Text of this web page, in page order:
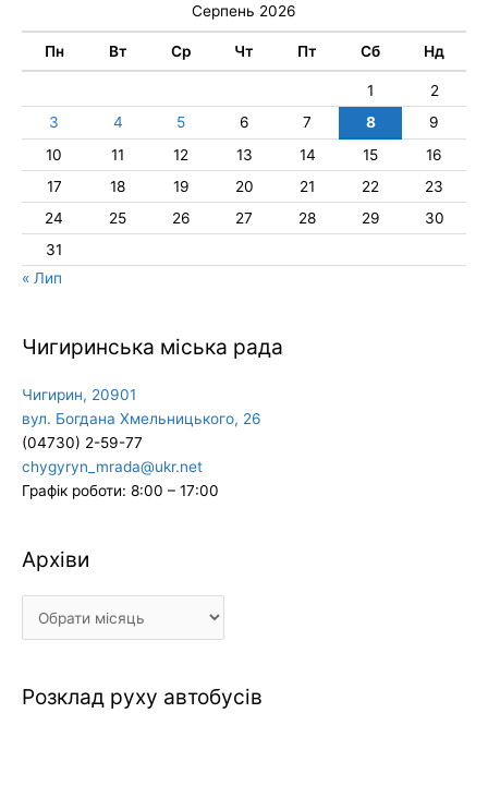
Серпень 2026
Пн Вт Ср Чт Пт Сб Нд
1
2
3
4 5 6 7 8
9
10
11 12 13 14 15
16
17
18 19 20 21 22
23
24
25 26 27 28 29
30
31
« Лип
Чигиринська міська рада
Чигирин, 20901
вул. Богдана Хмельницького, 26
(04730) 2-59-77
chygyryn_mrada@ukr.net
Графік роботи: 8:00 – 17:00
Архіви
Архіви
Розклад руху автобусів